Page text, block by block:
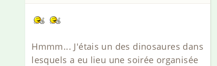
Hmmm... J'étais un des dinosaures dans
lesquels a eu lieu une soirée organisée